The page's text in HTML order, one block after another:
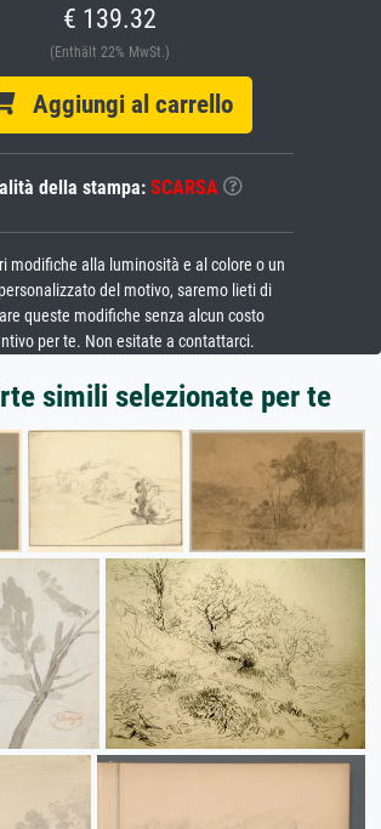
€ 139.32
(Enthält 22% MwSt.)
Aggiungi al carrello
della stampa: SCARSA
modifiche alla luminosità e al colore o un
del motivo, saremo lieti di
queste modifiche senza alcun costo
per te. Non esitate a contattarci.
simili selezionate per te